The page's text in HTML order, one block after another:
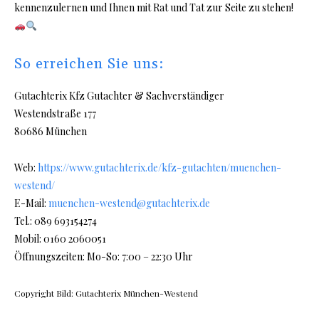
kennenzulernen und Ihnen mit Rat und Tat zur Seite zu stehen!
So erreichen Sie uns:
Gutachterix Kfz Gutachter & Sachverständiger
Westendstraße 177
80686 München
Web: https://www.gutachterix.de/kfz-gutachten/muenchen-
westend/
E-Mail: muenchen-westend@gutachterix.de
Tel.: 089 693154274
Mobil: 0160 2060051
Öffnungszeiten: Mo-So: 7:00 – 22:30 Uhr
Copyright Bild: Gutachterix München-Westend